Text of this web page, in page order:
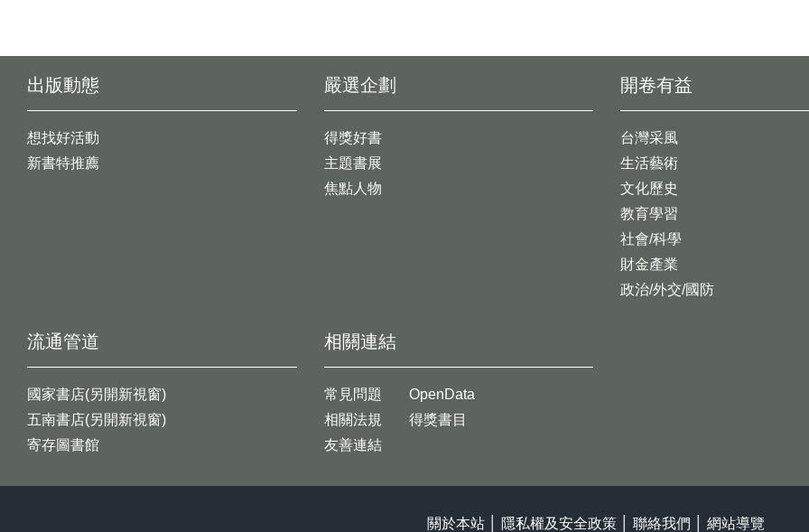
出版動態
想找好活動
新書特推薦
開卷有益
台灣采風
生活藝術
文化歷史
教育學習
社會/科學
財金產業
政治/外交/國防
嚴選企劃
得獎好書
主題書展
焦點人物
流通管道
國家書店(另開新視窗)
五南書店(另開新視窗)
寄存圖書館
相關連結
常見問題
相關法規
友善連結
OpenData
得獎書目
關於本站 隱私權及安全政策 聯絡我們 網站導覽